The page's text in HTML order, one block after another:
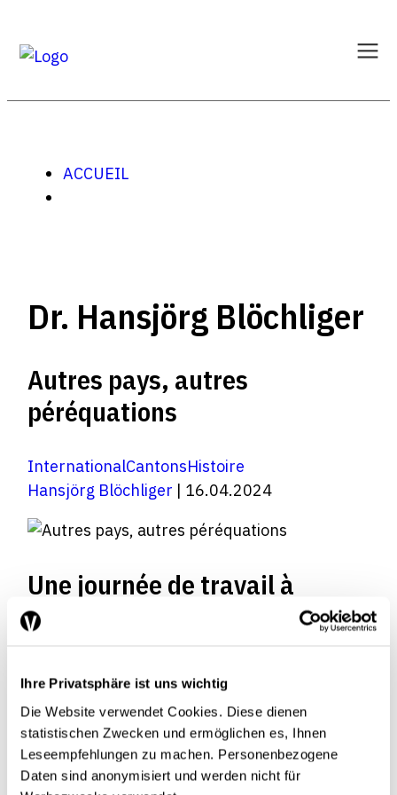
Ihre Privatsphäre ist uns wichtig
Die Website verwendet Cookies. Diese dienen
statistischen Zwecken und ermöglichen es, Ihnen
Leseempfehlungen zu machen. Personenbezogene
Daten sind anonymisiert und werden nicht für
ACCUEIL
Dr. Hansjörg Blöchliger
Autres pays, autres
péréquations
InternationalCantonsHistoire
Hansjörg Blöchliger | 16.04.2024
Une journée de travail à
l’OCDE
Hansjörg Blöchliger| 01.10.2007